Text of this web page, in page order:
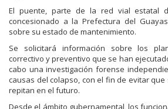
El puente, parte de la red vial estatal
concesionado a la Prefectura del
sobre su estado de mantenimiento.
Se solicitará información sobre los
correctivo y preventivo que se han
cabo una investigación forense
causas del colapso, con el fin de evitar
repitan en el futuro.
Desde el ámbito gubernamental, los